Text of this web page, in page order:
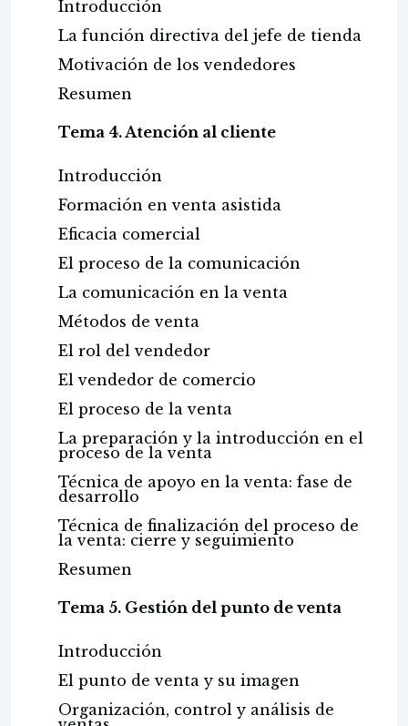
Introducción
La función directiva del jefe de tienda
Motivación de los vendedores
Resumen
Tema 4. Atención al cliente
Introducción
Formación en venta asistida
Eficacia comercial
El proceso de la comunicación
La comunicación en la venta
Métodos de venta
El rol del vendedor
El vendedor de comercio
El proceso de la venta
La preparación y la introducción en el
proceso de la venta
Técnica de apoyo en la venta: fase de
desarrollo
Técnica de finalización del proceso de
la venta: cierre y seguimiento
Resumen
Tema 5. Gestión del punto de venta
Introducción
El punto de venta y su imagen
Organización, control y análisis de